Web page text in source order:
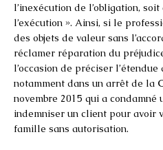
l’inexécution de l’obligation,
l’exécution ». Ainsi, si le
des objets de valeur sans
réclamer réparation du
l’occasion de préciser
notamment dans un arrêt de la
novembre 2015 qui a
indemniser un client pour avoir
famille sans autorisation.